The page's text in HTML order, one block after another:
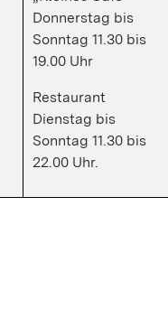
Donnerstag bis
Sonntag 11.30 bis
19.00 Uhr
Restaurant
Dienstag bis
Sonntag 11.30 bis
22.00 Uhr.